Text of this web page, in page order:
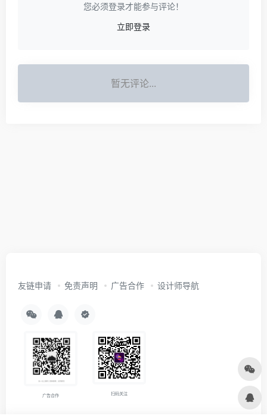
您必须登录才能参与评论！
立即登录
暂无评论...
友链申请 免责声明 广告合作 设计师导航
广告合作 扫码关注